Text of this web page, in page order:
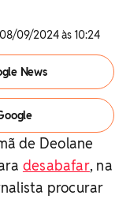
09/2024 às 10:24
News
de Deolane
desabafar, na
procurar